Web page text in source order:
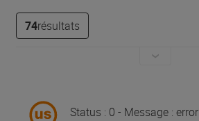
74résultats
Status : 0 - Message : error